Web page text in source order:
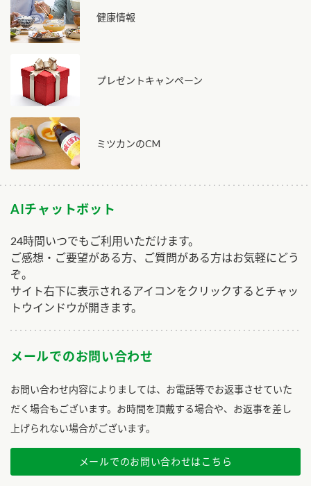
健康情報
プレゼントキャンペーン
ミツカンのCM
AIチャットボット
24時間いつでもご利用いただけます。
ご感想・ご要望がある方、ご質問がある方はお気軽にどう
ぞ。
サイト右下に表示されるアイコンをクリックするとチャッ
トウインドウが開きます。
メールでのお問い合わせ
お問い合わせ内容によりましては、お電話等でお返事させていた
だく場合もございます。お時間を頂戴する場合や、お返事を差し
上げられない場合がございます。
メールでのお問い合わせはこちら